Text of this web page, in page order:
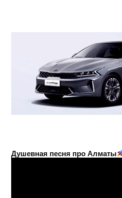
Душевная песня про Алматы